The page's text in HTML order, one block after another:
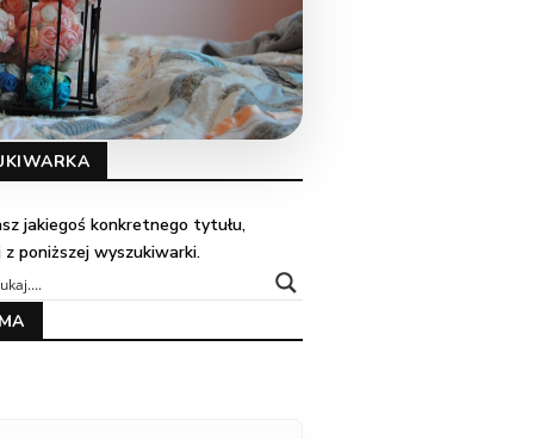
jakiegoś konkretnego tytułu,
poniższej wyszukiwarki.